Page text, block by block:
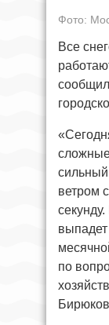
Фото:
Все
сильный
ветром
по